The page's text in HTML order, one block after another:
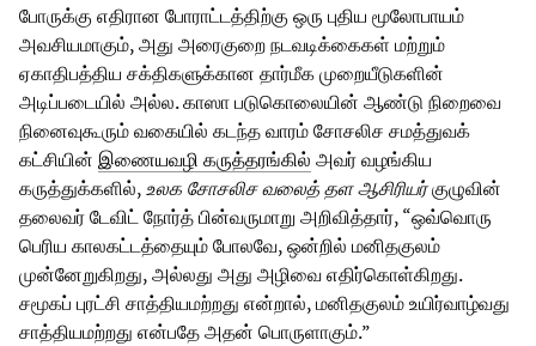
போருக்கு எதிரான போராட்டத்திற்கு ஒரு புதிய மூலோபாயம்
அவசியமாகும், அது அரைகுறை நடவடிக்கைகள் மற்றும்
ஏகாதிபத்திய சக்திகளுக்கான தார்மீக முறையீடுகளின்
அடிப்படையில் அல்ல. காஸா படுகொலையின் ஆண்டு நிறைவை
நினைவுகூரும் வகையில் கடந்த வாரம் சோசலிச சமத்துவக்
கட்சியின் இணையவழி கருத்தரங்கில் அவர் வழங்கிய
கருத்துக்களில்,உலக சோசலிச வலைத் தள ஆசிரியர்குழுவின்
தலைவர் டேவிட் நோர்த் பின்வருமாறு அறிவித்தார், “ஒவ்வொரு
பெரிய காலகட்டத்தையும் போலவே, ஒன்றில் மனிதகுலம்
முன்னேறுகிறது, அல்லது அது அழிவை எதிர்கொள்கிறது.
சமூகப் புரட்சி சாத்தியமற்றது என்றால், மனிதகுலம் உயிர்வாழ்வது
சாத்தியமற்றது என்பதே அதன் பொருளாகும்.”